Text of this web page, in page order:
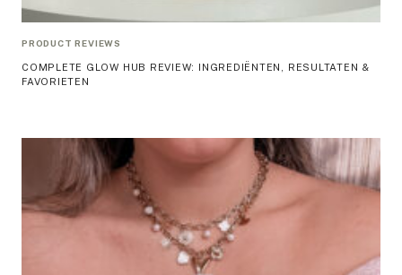
PRODUCT REVIEWS
COMPLETE GLOW HUB REVIEW: INGREDIËNTEN, RESULTATEN &
FAVORIETEN